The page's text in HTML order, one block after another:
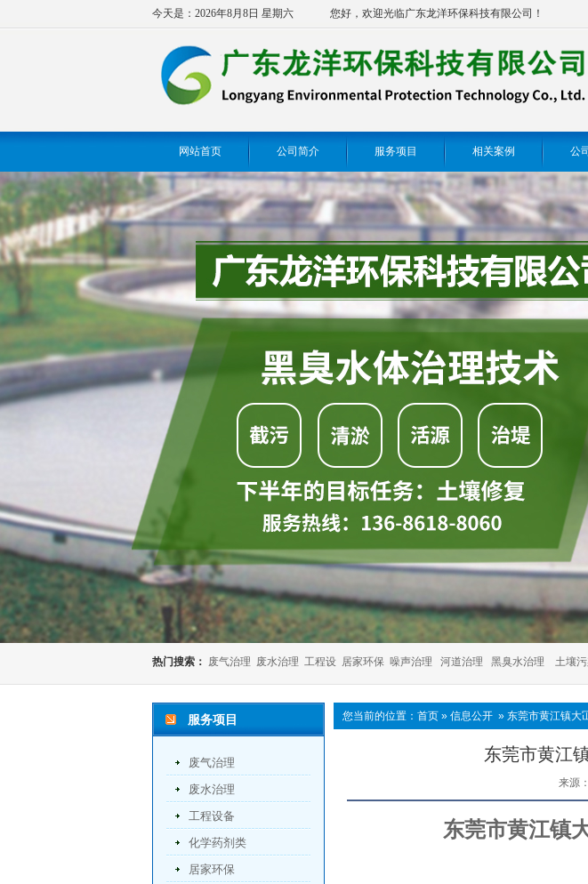
今天是：2026年8月8日 星期六 您好，欢迎光临广东龙洋环保科技有限公司！
网站首页 公司简介 服务项目 相关案例 公
热门搜索： 废气治理 废水治理 工程设 居家环保 噪声治理 河道治理 黑臭水治理 土壤
服务项目
废气治理
废水治理
工程设备
化学药剂类
居家环保
您当前的位置： 首页 » 信息公开 » 东莞市黄江镇大
东莞市黄江
来源：
东莞市黄江镇